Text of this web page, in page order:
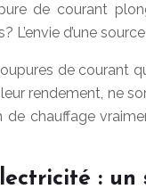
de courant
L’envie d’une
de courant
rendement, ne
chauffage
: un